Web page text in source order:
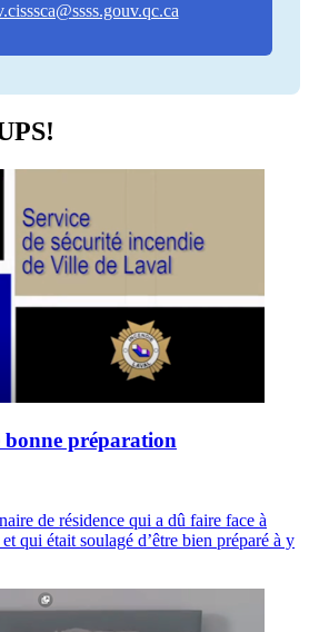
bonne préparation
de résidence qui a dû faire face à
qui était soulagé d’être bien préparé à y